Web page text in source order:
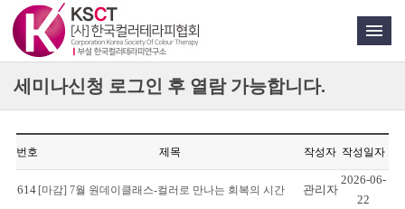
세미나신청 로그인 후 열람 가능합니다.
번호 제목 작성자 작성일자
614 [마감] 7월 원데이클래스-컬러로 만나는 회복의 시간 관리자
2026-06-
22